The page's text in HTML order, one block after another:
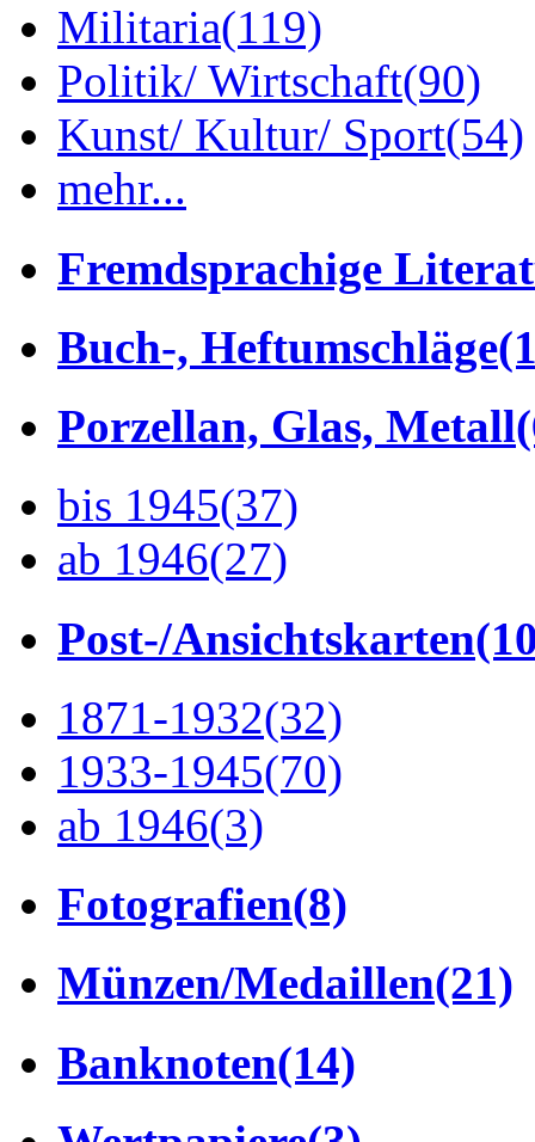
Militaria(119)
Politik/ Wirtschaft(90)
Kunst/ Kultur/ Sport(54)
mehr...
Fremdsprachige
Buch-, Heftumschläge
Porzellan, Glas, Metall
bis 1945(37)
ab 1946(27)
Post-/Ansichtskarten
1871-1932(32)
1933-1945(70)
ab 1946(3)
Fotografien(8)
Münzen/Medaillen(21)
Banknoten(14)